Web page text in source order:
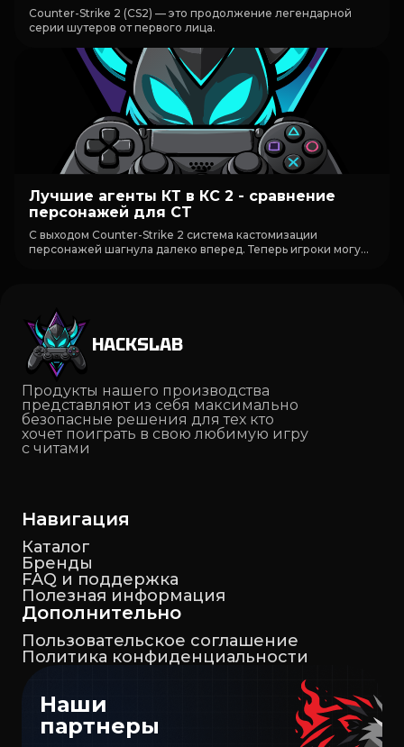
Counter-Strike 2 (CS2) — это продолжение легендарной
серии шутеров от первого лица.
Лучшие агенты КТ в КС 2 - сравнение
персонажей для CT
С выходом Counter-Strike 2 система кастомизации
персонажей шагнула далеко вперед. Теперь игроки могу...
HACKSLAB
Продукты нашего производства
представляют из себя максимально
безопасные решения для тех кто
хочет поиграть в свою любимую игру
с читами
Навигация
Каталог
Бренды
FAQ и поддержка
Полезная информация
Дополнительно
Пользовательское соглашение
Политика конфиденциальности
Наши
партнеры